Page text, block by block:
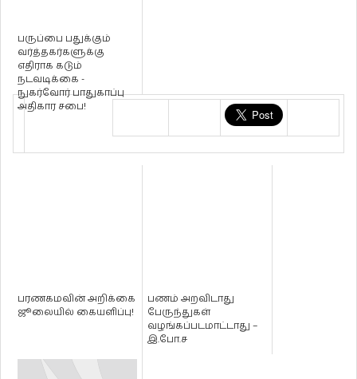
பருப்பை பதுக்கும்
வர்த்தகர்களுக்கு
எதிராக கடும்
நடவடிக்கை -
நுகர்வோர் பாதுகாப்பு
அதிகார சபை!
பரணகமவின் அறிக்கை
ஜூலையில் கையளிப்பு!
பணம் அறவிடாது
பேருந்துகள்
வழங்கப்படமாட்டாது –
இ.போ.ச